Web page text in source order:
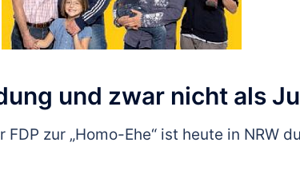
und zwar nicht als
zur „Homo-Ehe“ ist heute in NRW